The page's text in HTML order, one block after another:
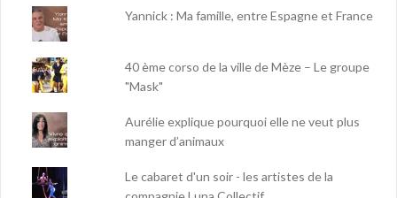
Yannick : Ma famille, entre Espagne et France
40 ème corso de la ville de Mèze – Le groupe
"Mask"
Aurélie explique pourquoi elle ne veut plus
manger d’animaux
Le cabaret d'un soir - les artistes de la